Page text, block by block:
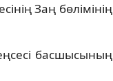
Заң бөлімінің
басшысының